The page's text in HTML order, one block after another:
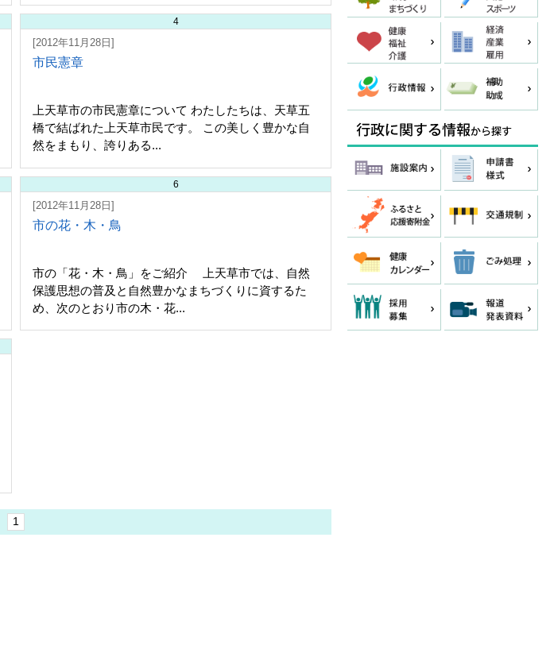
4
[2012年11月28日]
市民憲章
上天草市の市民憲章について わたしたちは、天草五
橋で結ばれた上天草市民です。 この美しく豊かな自
然をまもり、誇りある...
6
[2012年11月28日]
市の花・木・鳥
市の「花・木・鳥」をご紹介 上天草市では、自然
保護思想の普及と自然豊かなまちづくりに資するた
め、次のとおり市の木・花...
1